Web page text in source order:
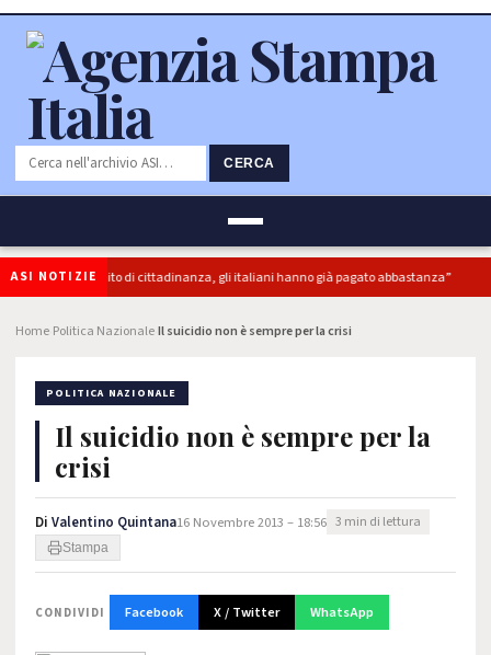
CERCA
ASI NOTIZIEe reddito di cittadinanza, gli italiani hanno già pagato abbastanza”
Home Politica NazionaleIl suicidio non è sempre per la crisi
POLITICA NAZIONALE
Il suicidio non è sempre per la
crisi
Di Valentino Quintana16 Novembre 2013 – 18:56 3 min di lettura
Stampa
CONDIVIDI Facebook X / Twitter WhatsApp